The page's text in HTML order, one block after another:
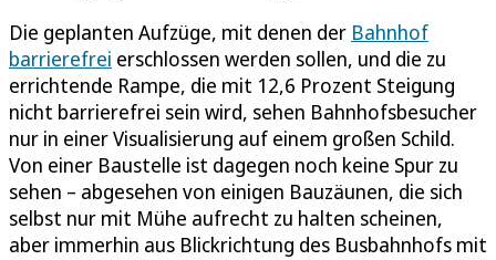
Die geplanten Aufzüge, mit denen der Bahnhof
barrierefrei erschlossen werden sollen, und die zu
errichtende Rampe, die mit 12,6 Prozent Steigung
nicht barrierefrei sein wird, sehen Bahnhofsbesucher
nur in einer Visualisierung auf einem großen Schild.
Von einer Baustelle ist dagegen noch keine Spur zu
sehen – abgesehen von einigen Bauzäunen, die sich
selbst nur mit Mühe aufrecht zu halten scheinen,
aber immerhin aus Blickrichtung des Busbahnhofs mit